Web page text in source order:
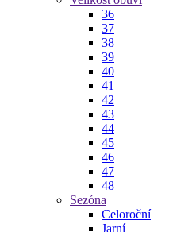
36
37
38
39
40
41
42
43
44
45
46
47
48
Sezóna
Celoroční
Jarní